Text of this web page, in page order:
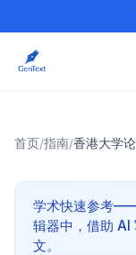
首页/指南/香港大学
学术快速参考
辑器中，借助 AI
文。